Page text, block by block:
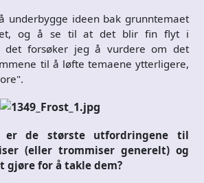
underbygge ideen bak grunntemaet
og å se til at det blir fin flyt i
det forsøker jeg å vurdere om det
til å løfte temaene ytterligere,
er de største utfordringene til
(eller trommiser generelt) og
gjøre for å takle dem?